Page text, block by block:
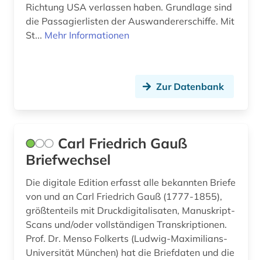
orgel (1)
ortsverzeichnis (1)
patente (1)
pflanzen (3)
pharmazie (8)
photographie (1)
piktogramm (1)
poalei zion (1)
Richtung USA verlassen haben. Grundlage sind
die Passagierlisten der Auswandererschiffe. Mit
St... Mehr Informationen
Zur Datenbank
Carl Friedrich Gauß
Briefwechsel
Die digitale Edition erfasst alle bekannten Briefe
von und an Carl Friedrich Gauß (1777-1855),
größtenteils mit Druckdigitalisaten, Manuskript-
Scans und/oder vollständigen Transkriptionen.
Prof. Dr. Menso Folkerts (Ludwig-Maximilians-
Universität München) hat die Briefdaten und die